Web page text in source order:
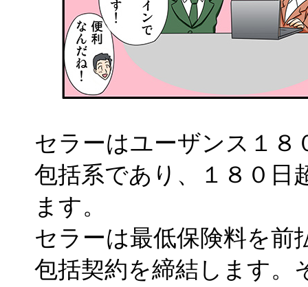
セラーはユーザンス１８
包括系であり、１８０日
ます。
セラーは最低保険料を前
包括契約を締結します。